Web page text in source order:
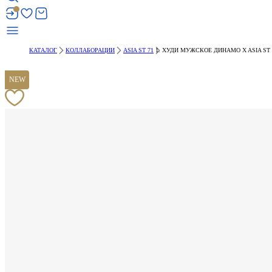
КАТАЛОГ КОЛЛАБОРАЦИИ ASIA ST 71 ХУДИ МУЖСКОЕ ДИНАМО X ASIA ST
NEW